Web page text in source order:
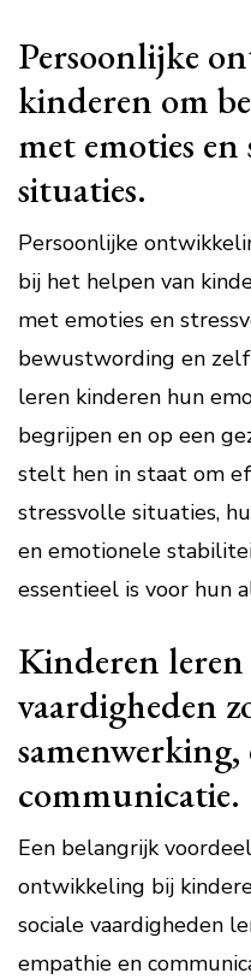
Persoonlijke
kinderen om
met emoties en
situaties.
Persoonlijke
bij het helpen van
met emoties en
bewustwording en
leren kinderen hun
begrijpen en op een
stelt hen in staat om
stressvolle situaties,
en emotionele
essentieel is voor hun
Kinderen leren
vaardigheden
communicatie.
Een belangrijk
ontwikkeling bij
sociale vaardigheden
empathie en